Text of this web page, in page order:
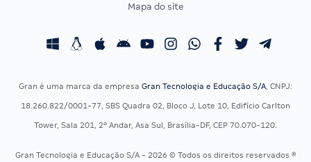
Concursos Fiscais
Calendário OAB
Mapa do site
Gran é uma marca da empresa Gran Tecnologia e Educação S/A, CNPJ:
18.260.822/0001-77, SBS Quadra 02, Bloco J, Lote 10, Edifício Carlton
Tower, Sala 201, 2º Andar, Asa Sul, Brasília-DF, CEP 70.070-120.
Gran Tecnologia e Educação S/A - 2026 © Todos os direitos reservados ®